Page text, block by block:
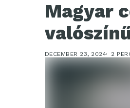
Magyar
DECEMBER 23, 2024 2